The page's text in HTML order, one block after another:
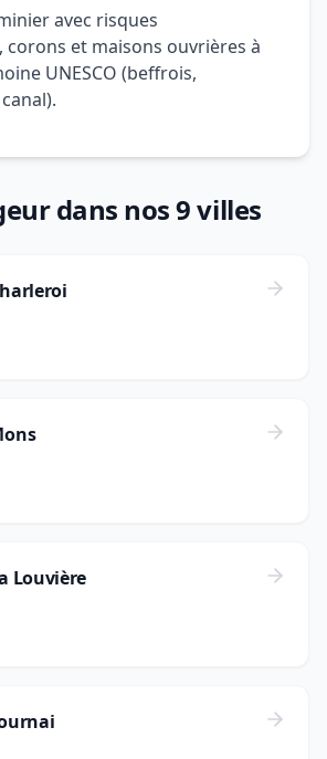
avec risques
corons et maisons ouvrières à
UNESCO (beffrois,
dans nos 9 villes
Louvière